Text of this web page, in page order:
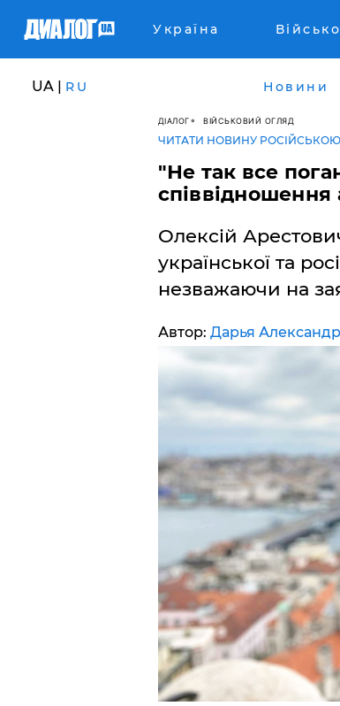
Україна
UA | RU Новини
ДІАЛОГ ВІЙСЬКОВИЙ ОГЛЯД
ЧИТАТИ НОВИНУ РОСІЙСЬКОЮ
"Не так все
співвідношення
Олексій
української та
незважаючи на
Автор: Дарья